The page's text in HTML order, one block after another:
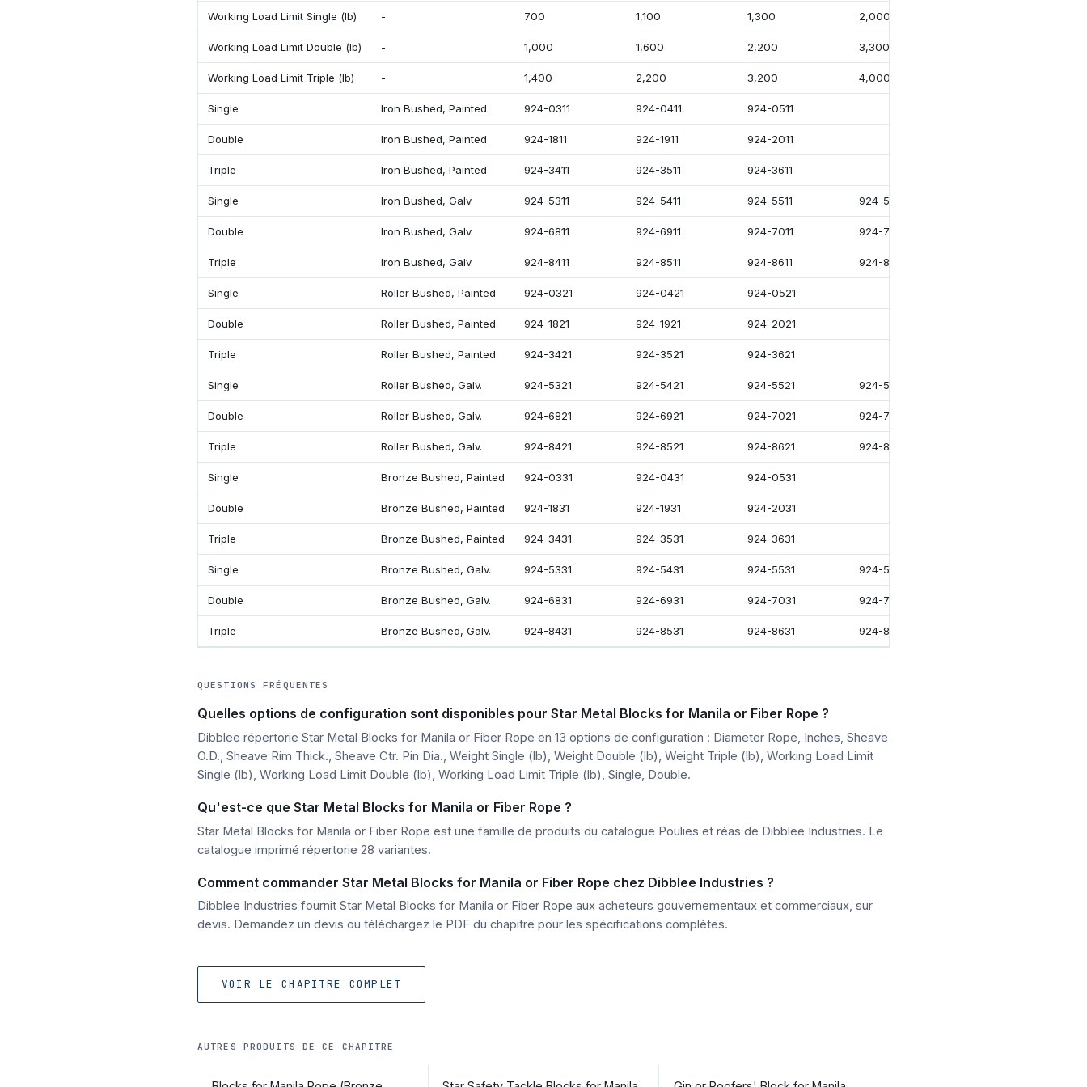
Working Load Limit Single (lb) - 700 1,100 1,300 2,000
Working Load Limit Double (lb) - 1,000 1,600 2,200 3,300
Working Load Limit Triple (lb) - 1,400 2,200 3,200 4,000
Single Iron Bushed, Painted 924-0311 924-0411 924-0511
Double Iron Bushed, Painted 924-1811 924-1911 924-2011
Triple Iron Bushed, Painted 924-3411 924-3511 924-3611
Single Iron Bushed, Galv. 924-5311 924-5411 924-5511 924-5611
Double Iron Bushed, Galv. 924-6811 924-6911 924-7011 924-7111
Triple Iron Bushed, Galv. 924-8411 924-8511 924-8611 924-8711
Single Roller Bushed, Painted 924-0321 924-0421 924-0521
Double Roller Bushed, Painted 924-1821 924-1921 924-2021
Triple Roller Bushed, Painted 924-3421 924-3521 924-3621
Single Roller Bushed, Galv. 924-5321 924-5421 924-5521 924-5621
Double Roller Bushed, Galv. 924-6821 924-6921 924-7021 924-7121
Triple Roller Bushed, Galv. 924-8421 924-8521 924-8621 924-8721
Single Bronze Bushed, Painted 924-0331 924-0431 924-0531
Double Bronze Bushed, Painted 924-1831 924-1931 924-2031
Triple Bronze Bushed, Painted 924-3431 924-3531 924-3631
Single Bronze Bushed, Galv. 924-5331 924-5431 924-5531 924-5631
Double Bronze Bushed, Galv. 924-6831 924-6931 924-7031 924-7131
Triple Bronze Bushed, Galv. 924-8431 924-8531 924-8631 924-8731
QUESTIONS FRÉQUENTES
Quelles options de configuration sont disponibles pour Star Metal Blocks for Manila or Fiber Rope ?
Dibblee répertorie Star Metal Blocks for Manila or Fiber Rope en 13 options de configuration : Diameter Rope, Inches, Sheave
O.D., Sheave Rim Thick., Sheave Ctr. Pin Dia., Weight Single (lb), Weight Double (lb), Weight Triple (lb), Working Load Limit
Single (lb), Working Load Limit Double (lb), Working Load Limit Triple (lb), Single, Double.
Qu'est-ce que Star Metal Blocks for Manila or Fiber Rope ?
Star Metal Blocks for Manila or Fiber Rope est une famille de produits du catalogue Poulies et réas de Dibblee Industries. Le
catalogue imprimé répertorie 28 variantes.
Comment commander Star Metal Blocks for Manila or Fiber Rope chez Dibblee Industries ?
Dibblee Industries fournit Star Metal Blocks for Manila or Fiber Rope aux acheteurs gouvernementaux et commerciaux, sur
devis. Demandez un devis ou téléchargez le PDF du chapitre pour les spécifications complètes.
VOIR LE CHAPITRE COMPLET
AUTRES PRODUITS DE CE CHAPITRE